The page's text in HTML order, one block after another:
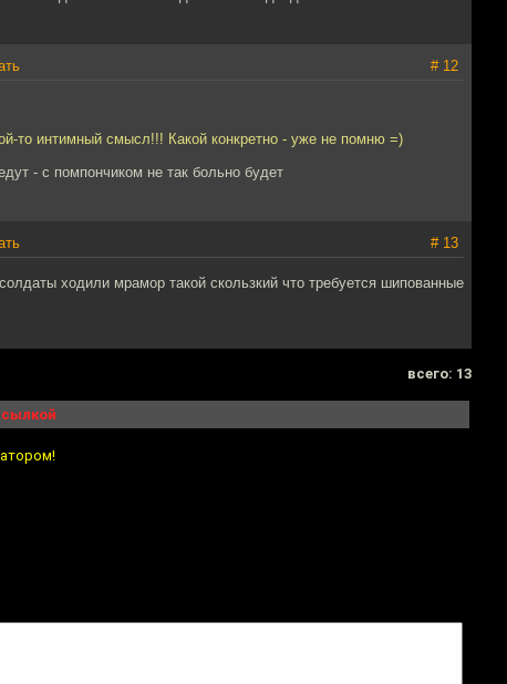
# 12
то интимный смысл!!! Какой конкретно - уже не помню =)
- с помпончиком не так больно будет
# 13
ходили мрамор такой скользкий что требуется шипованные
всего: 13